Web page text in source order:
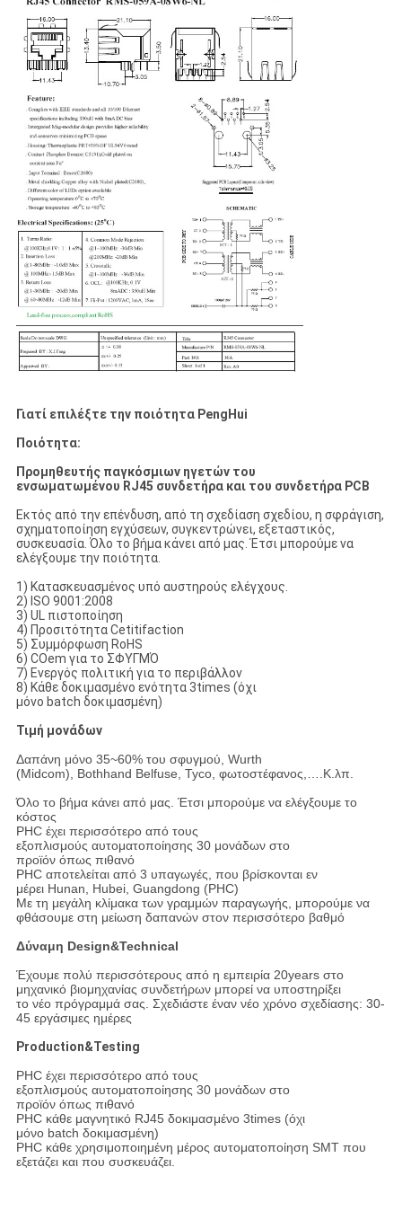
Γιατί επιλέξτε την ποιότητα PengHui
Ποιότητα:
Προμηθευτής παγκόσμιων ηγετών του
ενσωματωμένου RJ45 συνδετήρα και του συνδετήρα PCB
Εκτός από την επένδυση, από τη σχεδίαση σχεδίου, η σφράγιση,
σχηματοποίηση εγχύσεων, συγκεντρώνει, εξεταστικός,
συσκευασία. Όλο το βήμα κάνει από μας. Έτσι μπορούμε να
ελέγξουμε την ποιότητα.
1) Κατασκευασμένος υπό αυστηρούς ελέγχους.
2) ISO 9001:2008
3) UL πιστοποίηση
4) Προσιτότητα Cetitifaction
5) Συμμόρφωση RoHS
6) COem για το ΣΦΥΓΜΌ
7) Ενεργός πολιτική για το περιβάλλον
8) Κάθε δοκιμασμένο ενότητα 3times (όχι
μόνο batch δοκιμασμένη)
Τιμή μονάδων
Δαπάνη μόνο 35~60% του σφυγμού, Wurth
(Midcom), Bothhand Belfuse, Tyco, φωτοστέφανος,….Κ.λπ.
Όλο το βήμα κάνει από μας. Έτσι μπορούμε να ελέγξουμε το
κόστος
PHC έχει περισσότερο από τους
εξοπλισμούς αυτοματοποίησης 30 μονάδων στο
προϊόν όπως πιθανό
PHC αποτελείται από 3 υπαγωγές, που βρίσκονται εν
μέρει Hunan, Hubei, Guangdong (PHC)
Με τη μεγάλη κλίμακα των γραμμών παραγωγής, μπορούμε να
φθάσουμε στη μείωση δαπανών στον περισσότερο βαθμό
Δύναμη Design&Technical
Έχουμε πολύ περισσότερους από η εμπειρία 20years στο
μηχανικό βιομηχανίας συνδετήρων μπορεί να υποστηρίξει
το νέο πρόγραμμά σας. Σχεδιάστε έναν νέο χρόνο σχεδίασης: 30-
45 εργάσιμες ημέρες
Production&Testing
PHC έχει περισσότερο από τους
εξοπλισμούς αυτοματοποίησης 30 μονάδων στο
προϊόν όπως πιθανό
PHC κάθε μαγνητικό RJ45 δοκιμασμένο 3times (όχι
μόνο batch δοκιμασμένη)
PHC κάθε χρησιμοποιημένη μέρος αυτοματοποίηση SMT που
εξετάζει και που συσκευάζει.